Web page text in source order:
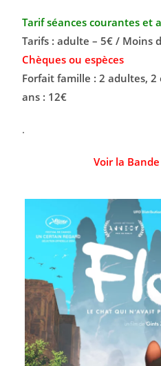
Tarif séances courantes et
Tarifs : adulte – 5€ / Moins
Chèques ou espèces
Forfait famille : 2 adultes,
ans : 12€
.
Voir la